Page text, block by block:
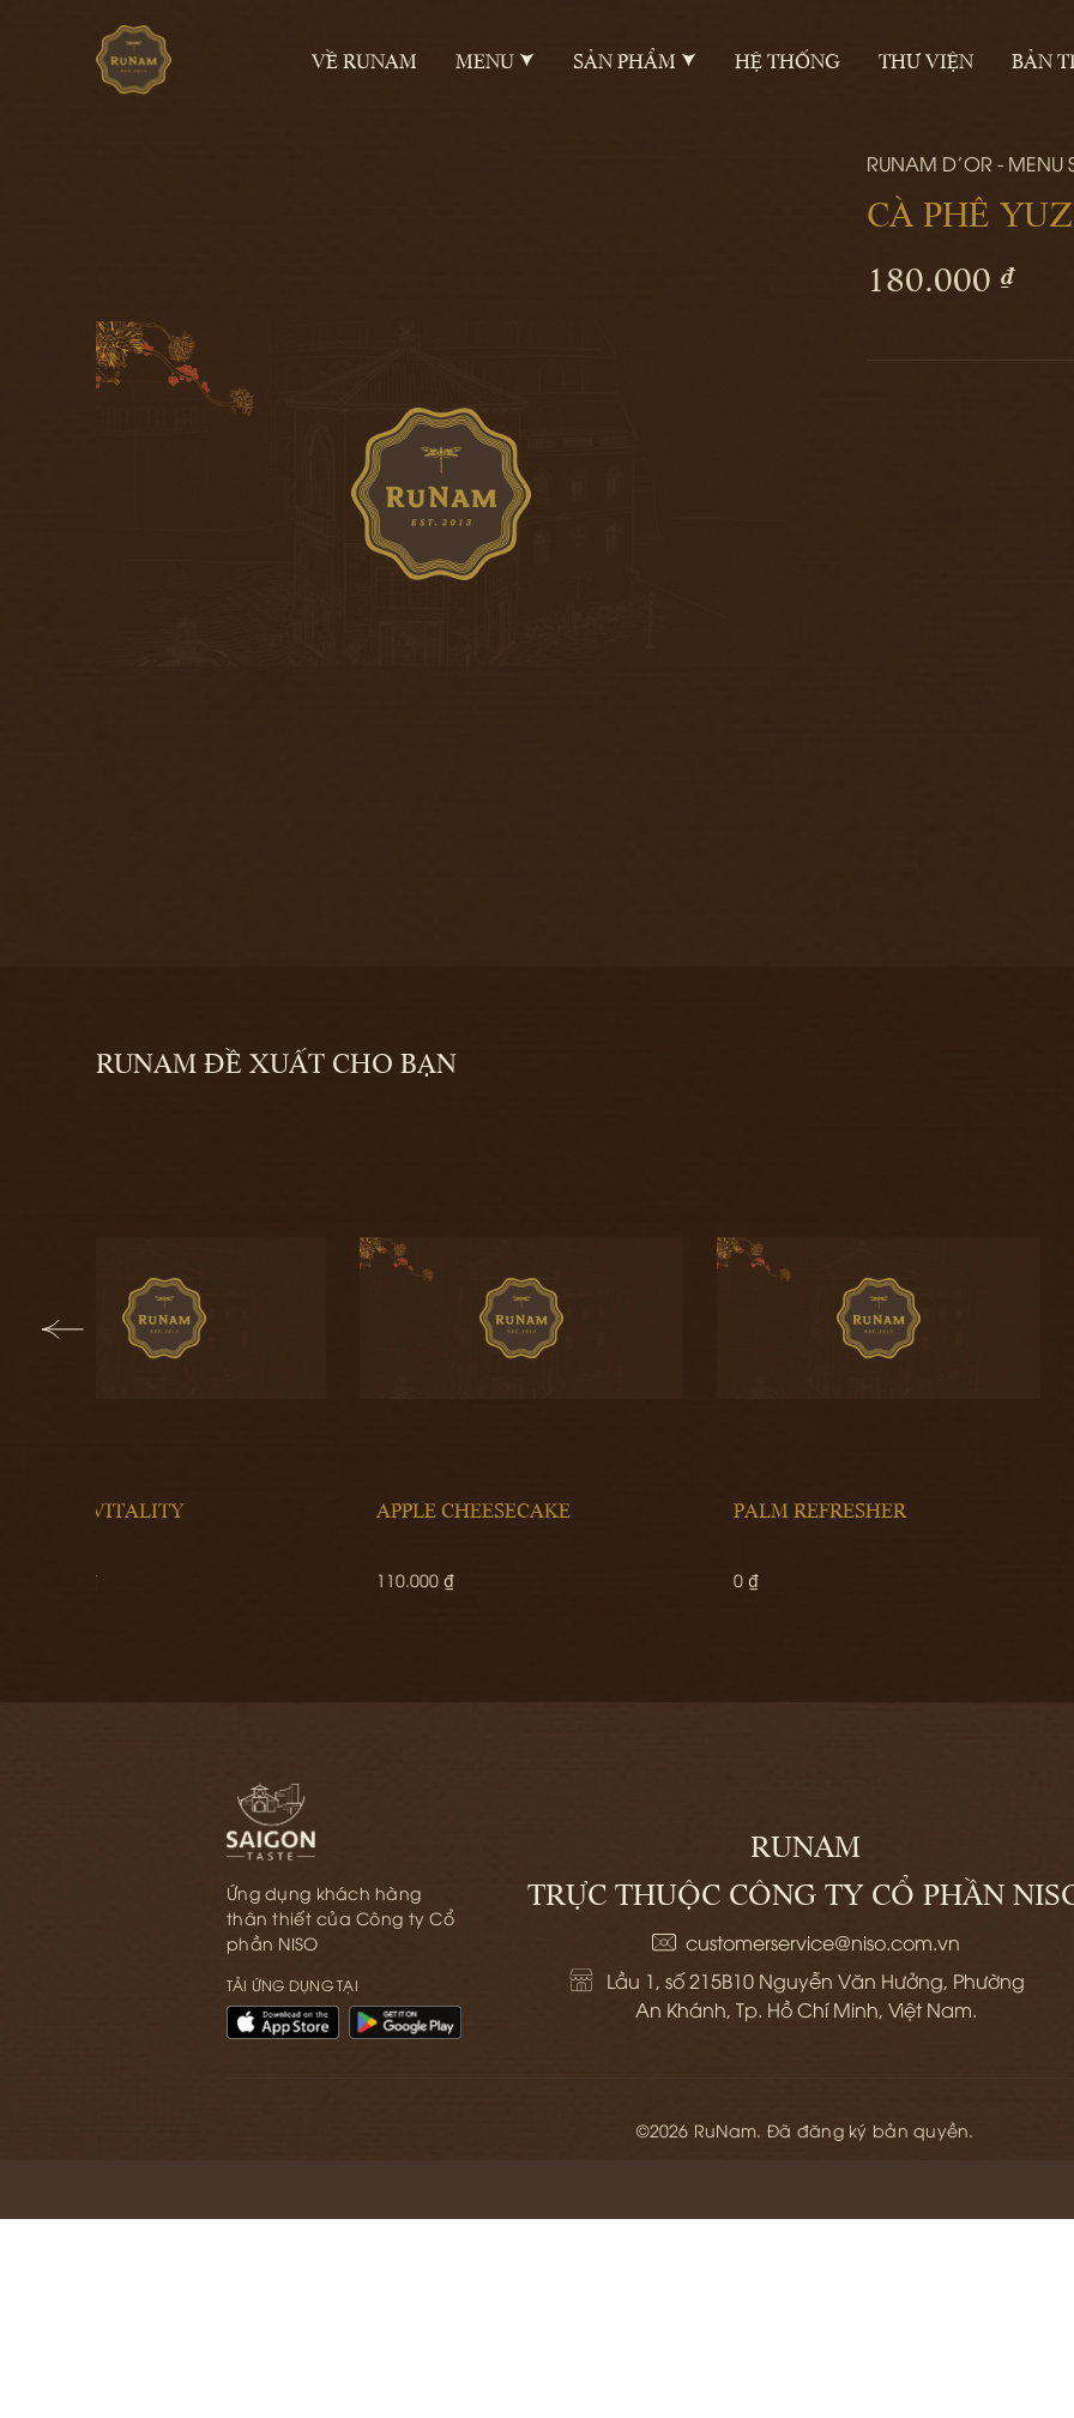
VỀ RUNAM MENU SẢN PHẨM HỆ THỐNG THƯ VIỆN BẢN
RUNAM D'OR - MENU
CÀ PHÊ
180.000 ₫
RUNAM ĐỀ XUẤT CHO BẠN
APPLE CHEESECAKE PALM REFRESHER TRÀ ÔLONG CHEESE
Ứng dụng khách hàng
thân thiết của Công ty Cổ
phần NISO
TẢI ỨNG DỤNG TẠI
RUNAM
TRỰC THUỘC CÔNG TY CỔ PHẦN
customerservice@niso.com.vn
Lầu 1, số 215B10 Nguyễn Văn Hưởng, Phường
An Khánh, Tp. Hồ Chí Minh, Việt Nam.
©2026 RuNam. Đã đăng ký bản quyền.